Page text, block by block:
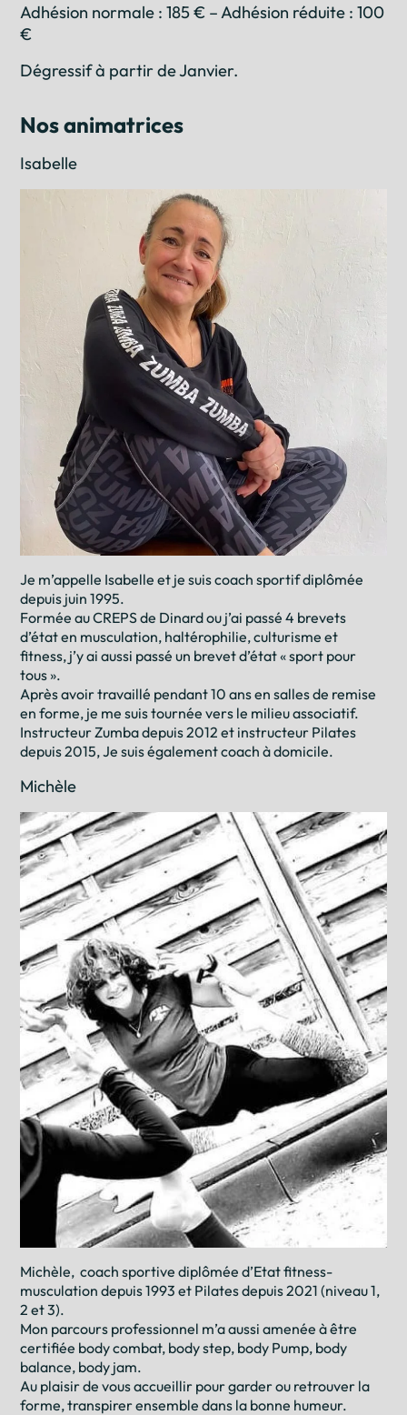
Adhésion normale : 185 € – Adhésion réduite : 100
€
Dégressif à partir de Janvier.
Nos animatrices
Isabelle
Je m’appelle Isabelle et je suis coach sportif diplômée
depuis juin 1995.
Formée au CREPS de Dinard ou j’ai passé 4 brevets
d’état en musculation, haltérophilie, culturisme et
fitness, j’y ai aussi passé un brevet d’état « sport pour
tous ».
Après avoir travaillé pendant 10 ans en salles de remise
en forme, je me suis tournée vers le milieu associatif.
Instructeur Zumba depuis 2012 et instructeur Pilates
depuis 2015, Je suis également coach à domicile.
Michèle
Michèle, coach sportive diplômée d’Etat fitness-
musculation depuis 1993 et Pilates depuis 2021 (niveau 1,
2 et 3).
Mon parcours professionnel m’a aussi amenée à être
certifiée body combat, body step, body Pump, body
balance, body jam.
Au plaisir de vous accueillir pour garder ou retrouver la
forme, transpirer ensemble dans la bonne humeur.